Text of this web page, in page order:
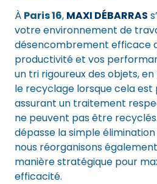
À Paris 16, MAXI DÉBARRAS
votre environnement de
désencombrement efficace
productivité et vos
un tri rigoureux des objets,
le recyclage lorsque cela est
assurant un traitement
ne peuvent pas être
dépasse la simple
nous réorganisons
manière stratégique pour
efficacité.